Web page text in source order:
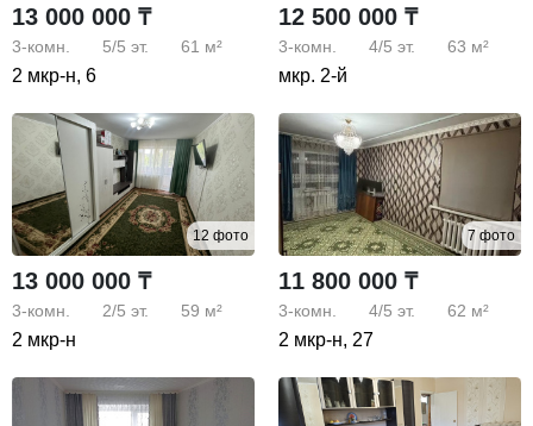
13 000 000 ₸
3-комн. 5/5 эт. 61 м²
2 мкр-н, 6
12 500 000 ₸
3-комн. 4/5 эт. 63 м²
мкр. 2-й
12 фото
13 000 000 ₸
3-комн. 2/5 эт. 59 м²
2 мкр-н
7 фото
11 800 000 ₸
3-комн. 4/5 эт. 62 м²
2 мкр-н, 27